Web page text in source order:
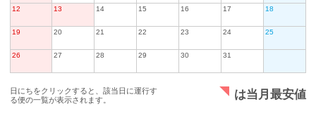
12 13 14 15 16 17 18
19 20 21 22 23 24 25
26 27 28 29 30 31
日にちをクリックすると、該当日に運行す
る便の一覧が表示されます。
は当月最安値